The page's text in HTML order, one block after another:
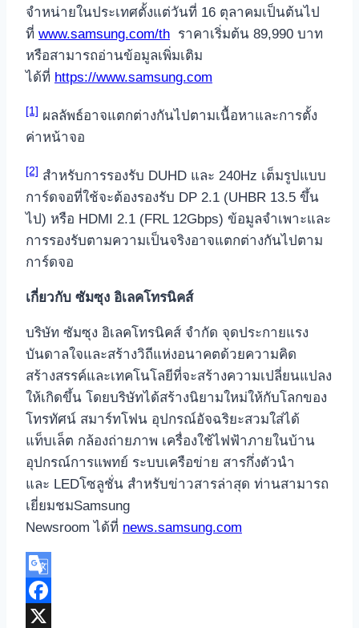
จำหน่ายในประเทศตั้งแต่วันที่ 16 ตุลาคมเป็นต้นไป
ที่ www.samsung.com/th ราคาเริ่มต้น 89,990 บาท
หรือสามารถอ่านข้อมูลเพิ่มเติม
ได้ที่ https://www.samsung.com
[1] ผลลัพธ์อาจแตกต่างกันไปตามเนื้อหาและการตั้ง
ค่าหน้าจอ
[2] สำหรับการรองรับ DUHD และ 240Hz เต็มรูปแบบ
การ์ดจอที่ใช้จะต้องรองรับ DP 2.1 (UHBR 13.5 ขึ้น
ไป) หรือ HDMI 2.1 (FRL 12Gbps) ข้อมูลจำเพาะและ
การรองรับตามความเป็นจริงอาจแตกต่างกันไปตาม
การ์ดจอ
เกี่ยวกับ ซัมซุง อิเลคโทรนิคส์
บริษัท ซัมซุง อิเลคโทรนิคส์ จำกัด จุดประกายแรง
บันดาลใจและสร้างวิถีแห่งอนาคตด้วยความคิด
สร้างสรรค์และเทคโนโลยีที่จะสร้างความเปลี่ยนแปลง
ให้เกิดขึ้น โดยบริษัทได้สร้างนิยามใหม่ให้กับโลกของ
โทรทัศน์ สมาร์ทโฟน อุปกรณ์อัจฉริยะสวมใส่ได้
แท็บเล็ต กล้องถ่ายภาพ เครื่องใช้ไฟฟ้าภายในบ้าน
อุปกรณ์การแพทย์ ระบบเครือข่าย สารกึ่งตัวนำ
และ LEDโซลูชั่น สำหรับข่าวสารล่าสุด ท่านสามารถ
เยี่ยมชมSamsung
Newsroom ได้ที่ news.samsung.com
Google
Translate
Facebook